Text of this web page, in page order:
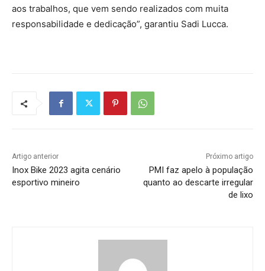
aos trabalhos, que vem sendo realizados com muita
responsabilidade e dedicação”, garantiu Sadi Lucca.
Artigo anterior
Inox Bike 2023 agita cenário
esportivo mineiro
Próximo artigo
PMI faz apelo à população
quanto ao descarte irregular
de lixo